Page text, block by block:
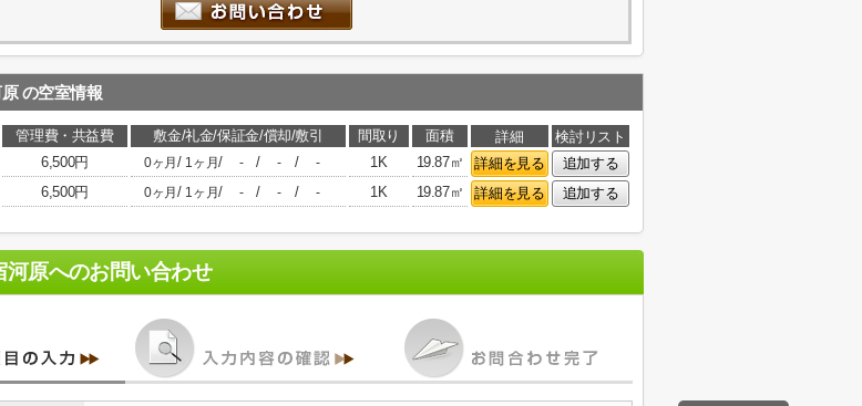
の空室情報
管理費・共益費 敷金/礼金/保証金/償却/敷引 間取り 面積 詳細
検討リスト
6,500円 0ヶ月/ 1ヶ月/ - / - / - 1K 19.87㎡ 詳細を見る
追加する
6,500円 0ヶ月/ 1ヶ月/ - / - / - 1K 19.87㎡ 詳細を見る 追加する
河原へのお問い合わせ